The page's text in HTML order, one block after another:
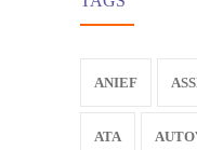
ANIEF
ATA